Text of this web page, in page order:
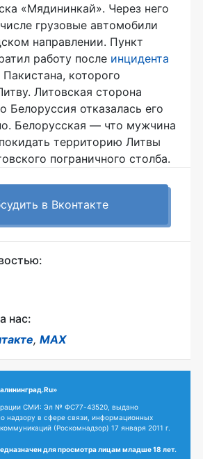
«Мядининкай». Через него
грузовые автомобили
направлении. Пункт
работу после инцидента
которого
Литовская сторона
Белоруссия отказалась его
Белорусская — что мужчина
территорию Литвы
пограничного столба.
в Вконтакте
нас:
, MAX
СМИ: Эл № ФС77-43520, выдано
надзору в сфере связи, информационных
(Роскомнадзор) 17 января 2011 г.
для просмотра лицам младше 18 лет.